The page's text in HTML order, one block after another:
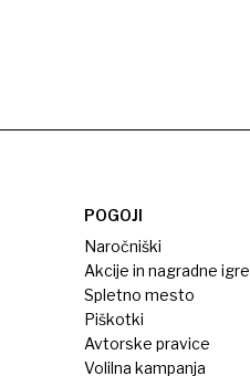
POGOJI
Naročniški
Akcije in nagradne igre
Spletno mesto
Piškotki
Avtorske pravice
Volilna kampanja